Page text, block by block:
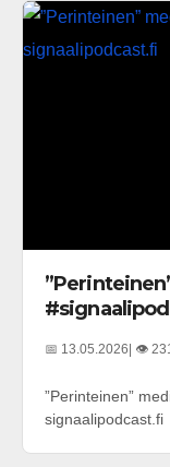
📅 13.05.2026 | 👁️
”Perinteinen”
signaalipodcast.fi